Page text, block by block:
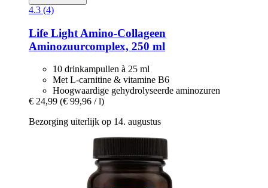
4.3 (4)
Life Light Amino-​Collageen
Aminozuurcomplex, 250 ml
10 drinkampullen à 25 ml
Met L-carnitine & vitamine B6
Hoogwaardige gehydrolyseerde aminozuren
€ 24,99 (€ 99,96 / l)
Bezorging uiterlijk op 14. augustus